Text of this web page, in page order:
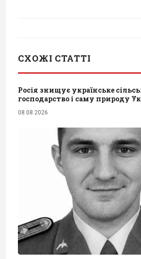
СХОЖІ СТАТТІ
Росія знищує українське
господарство і саму природу
08.08.2026